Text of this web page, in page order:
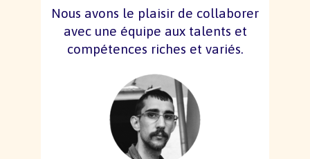
Nous avons le plaisir de collaborer
avec une équipe aux talents et
compétences riches et variés.